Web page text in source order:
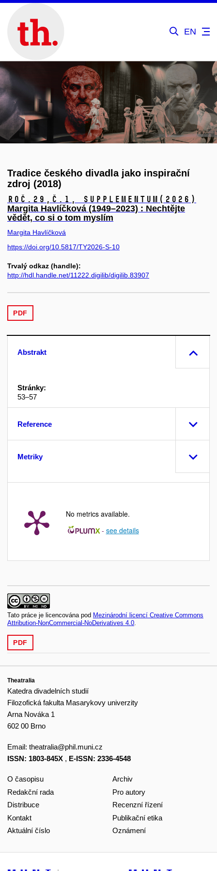
EN
Tradice českého divadla jako inspirační
zdroj (2018)
Roč.29, č.1, Supplementum (2026)
Margita Havlíčková (1949–2023) : Nechtějte
vědět, co si o tom myslím
Margita Havlíčková
https://doi.org/10.5817/TY2026-S-10
Trvalý odkaz (handle):
http://hdl.handle.net/11222.digilib/digilib.83907
PDF
Abstrakt
Stránky:
53–57
Reference
Metriky
No metrics available.
- see details
Tato práce je licencována pod Mezinárodní licencí Creative Commons
Attribution-NonCommercial-NoDerivatives 4.0
PDF
Theatralia
Katedra divadelních studií
Filozofická fakulta Masarykovy univerzity
Arna Nováka 1
602 00 Brno
Email: theatralia@phil.muni.cz
ISSN: 1803-845X , E-ISSN: 2336-4548
O časopisu
Redakční rada
Distribuce
Kontakt
Aktuální číslo
Archiv
Pro autory
Recenzní řízení
Publikační etika
Oznámení